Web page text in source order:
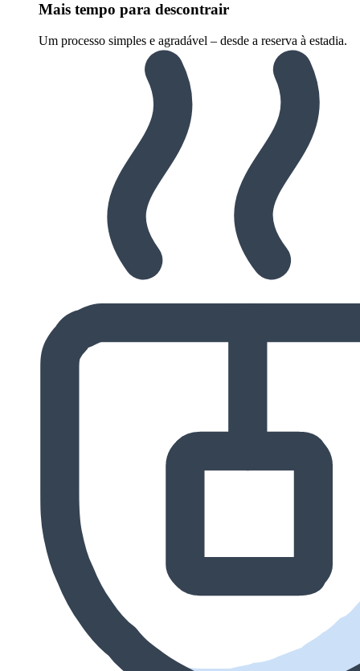
Mais tempo para descontrair
Um processo simples e agradável – desde a reserva à estadia.